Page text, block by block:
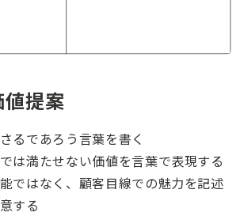
提案
るであろう言葉を書く
は満たせない価値を言葉で表現する
ではなく、顧客目線での魅力を記述
する